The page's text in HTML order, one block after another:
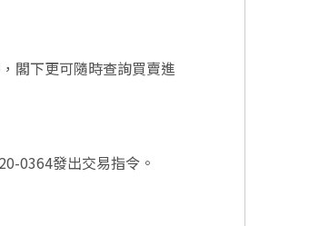
閣下更可隨時查詢買賣進
0364發出交易指令。